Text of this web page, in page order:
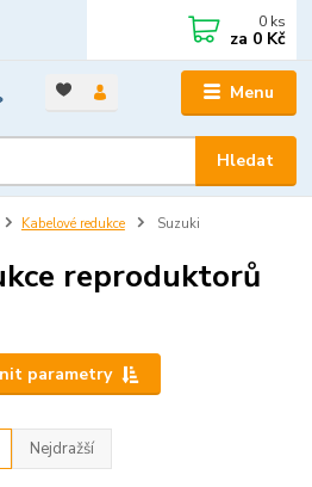
Menu
Hledat
0 ks
za 0 Kč
Kabelové redukce Suzuki
reproduktorů
parametry
Nejdražší